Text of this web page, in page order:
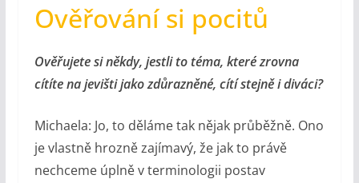
Ověřování si pocitů
Ověřujete si někdy, jestli to téma, které zrovna
cítíte na jevišti jako zdůrazněné, cítí stejně i diváci?
Michaela: Jo, to děláme tak nějak průběžně. Ono
je vlastně hrozně zajímavý, že jak to právě
nechceme úplně v terminologii postav